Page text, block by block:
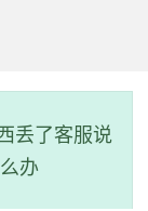
丢了客服说
办